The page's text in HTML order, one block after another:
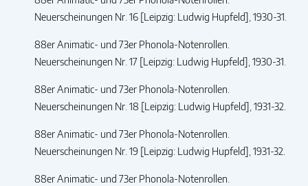
Neuerscheinungen Nr. 16 [Leipzig: Ludwig Hupfeld], 1930-31.
88er Animatic- und 73er Phonola-Notenrollen.
Neuerscheinungen Nr. 17 [Leipzig: Ludwig Hupfeld], 1930-31.
88er Animatic- und 73er Phonola-Notenrollen.
Neuerscheinungen Nr. 18 [Leipzig: Ludwig Hupfeld], 1931-32.
88er Animatic- und 73er Phonola-Notenrollen.
Neuerscheinungen Nr. 19 [Leipzig: Ludwig Hupfeld], 1931-32.
88er Animatic- und 73er Phonola-Notenrollen.